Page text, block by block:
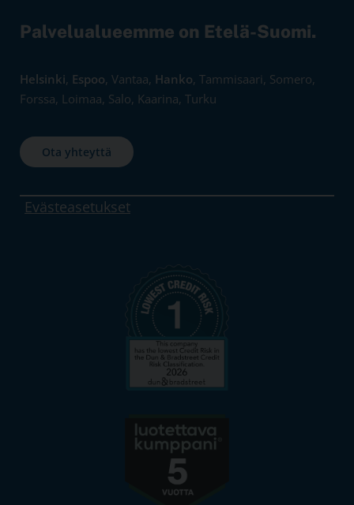
Palvelualueemme on Etelä-Suomi.
Helsinki, Espoo, Vantaa, Hanko, Tammisaari, Somero,
Forssa, Loimaa, Salo, Kaarina, Turku
Ota yhteyttä
Evästeasetukset